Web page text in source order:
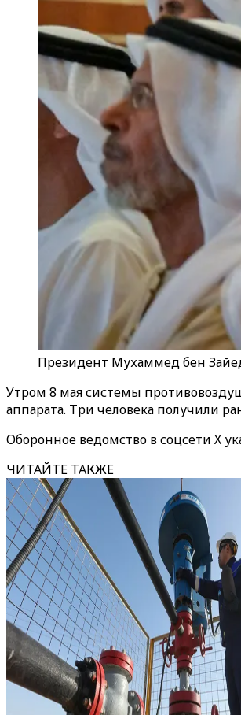
Президент Мухаммед бен
Утром 8 мая системы
аппарата. Три человека получили
Оборонное ведомство в соцсети Х
ЧИТАЙТЕ ТАКЖЕ